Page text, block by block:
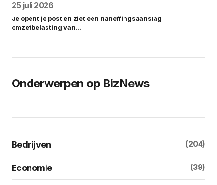
25 juli 2026
Je opent je post en ziet een naheffingsaanslag
omzetbelasting van…
Onderwerpen op BizNews
Bedrijven (204)
Economie (39)